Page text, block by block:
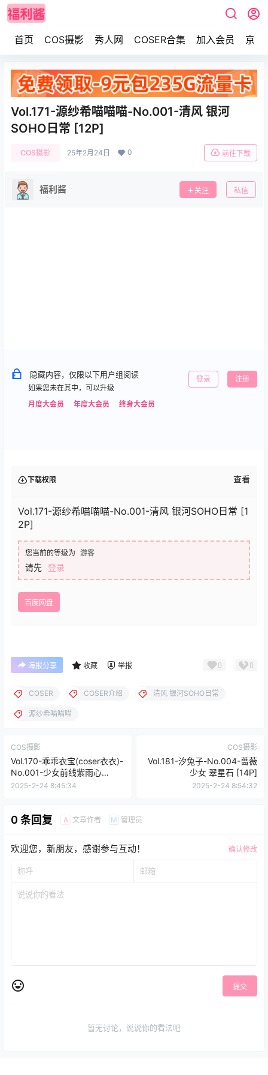
首页 COS摄影 秀人网 COSER合集 加入会员 京东
Vol.171-源纱希喵喵喵-No.001-清风 银河
SOHO日常 [12P]
COS摄影 25年2月24日 0 前往下载
福利酱 关注 私信
隐藏内容，仅限以下用户组阅读
如果您未在其中，可以升级
月度大会员
年度大会员 终身大会员
登录 注册
下载权限 查看
Vol.171-源纱希喵喵喵-No.001-清风 银河SOHO日常 [1
2P]
您当前的等级为 游客
请先 登录
百度网盘
海报分享 收藏 举报 0 0
COSER COSER介绍 清风 银河SOHO日常
源纱希喵喵喵
COS摄影
Vol.170-乖乖衣宝(coser衣衣)-
No.001-少女前线紫雨心
[14P]
2025-2-24 8:45:34
COS摄影
Vol.181-汐兔子-No.004-蔷薇
少女 翠星石 [14P]
2025-2-24 8:54:32
0 条回复 A 文章作者 M 管理员
欢迎您，新朋友，感谢参与互动！ 确认修改
提交
暂无讨论，说说你的看法吧